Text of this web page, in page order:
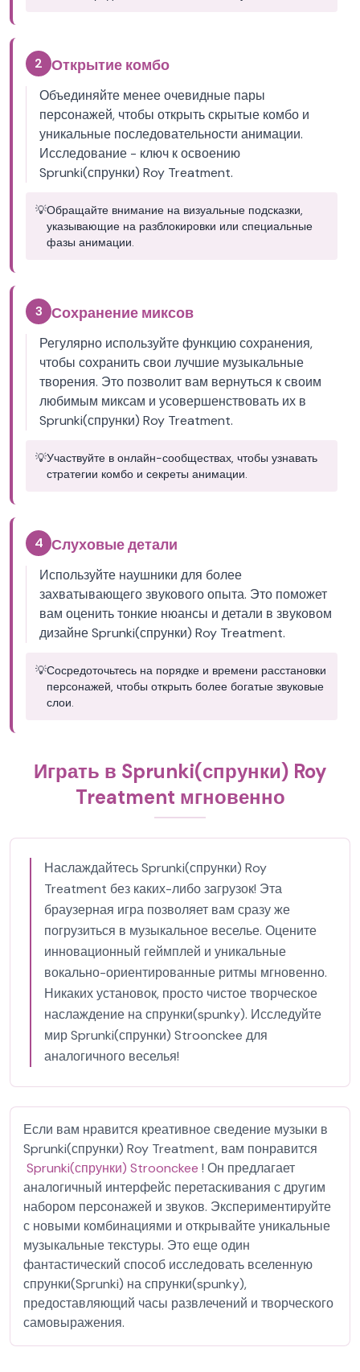
2 Открытие комбо
Объединяйте менее очевидные пары
персонажей, чтобы открыть скрытые комбо и
уникальные последовательности анимации.
Исследование - ключ к освоению
Sprunki(спрунки) Roy Treatment.
💡Обращайте внимание на визуальные подсказки,
указывающие на разблокировки или специальные
фазы анимации.
3 Сохранение миксов
Регулярно используйте функцию сохранения,
чтобы сохранить свои лучшие музыкальные
творения. Это позволит вам вернуться к своим
любимым миксам и усовершенствовать их в
Sprunki(спрунки) Roy Treatment.
💡Участвуйте в онлайн-сообществах, чтобы узнавать
стратегии комбо и секреты анимации.
4 Слуховые детали
Используйте наушники для более
захватывающего звукового опыта. Это поможет
вам оценить тонкие нюансы и детали в звуковом
дизайне Sprunki(спрунки) Roy Treatment.
💡Сосредоточьтесь на порядке и времени расстановки
персонажей, чтобы открыть более богатые звуковые
слои.
Играть в Sprunki(спрунки) Roy
Treatment мгновенно
Наслаждайтесь Sprunki(спрунки) Roy
Treatment без каких-либо загрузок! Эта
браузерная игра позволяет вам сразу же
погрузиться в музыкальное веселье. Оцените
инновационный геймплей и уникальные
вокально-ориентированные ритмы мгновенно.
Никаких установок, просто чистое творческое
наслаждение на спрунки(spunky). Исследуйте
мир Sprunki(спрунки) Stroonckee для
аналогичного веселья!
Если вам нравится креативное сведение музыки в
Sprunki(спрунки) Roy Treatment, вам понравится
Sprunki(спрунки) Stroonckee ! Он предлагает
аналогичный интерфейс перетаскивания с другим
набором персонажей и звуков. Экспериментируйте
с новыми комбинациями и открывайте уникальные
музыкальные текстуры. Это еще один
фантастический способ исследовать вселенную
спрунки(Sprunki) на спрунки(spunky),
предоставляющий часы развлечений и творческого
самовыражения.